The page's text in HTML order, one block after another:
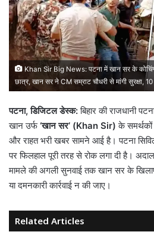
Khan Sir Big News: पटना में खान सर के
छात्र, खान सर ने CM सम्राट चौधरी से मांगी सुरक्षा, 10
पटना, डिजिटल डेस्क:बिहार की राजधानी
खान उर्फ‘खान सर’ (Khan Sir) के समर्थकों
और राहत भरी खबर सामने आई है। पटना
पर फिलहाल पूरी तरह से रोक लगा दी है।
मामले की अगली सुनवाई तक खान सर के
या दमनकारी कार्रवाई न की जाए।
Related Articles